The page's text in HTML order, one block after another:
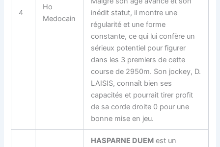
4
Ho
Medocain
inédit statut, il montre une
régularité et une forme
constante, ce qui lui confère un
sérieux potentiel pour figurer
dans les 3 premiers de cette
course de 2950m. Son jockey, D.
LAISIS, connaît bien ses
capacités et pourrait tirer profit
de sa corde droite 0 pour une
bonne mise en jeu.
HASPARNE DUEM est un